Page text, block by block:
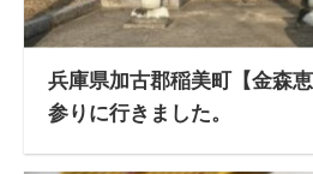
兵庫県加古郡稲美町【金森
参りに行きました。